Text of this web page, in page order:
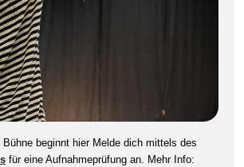
Bühne beginnt hier Melde dich mittels des
für eine Aufnahmeprüfung an. Mehr Info: